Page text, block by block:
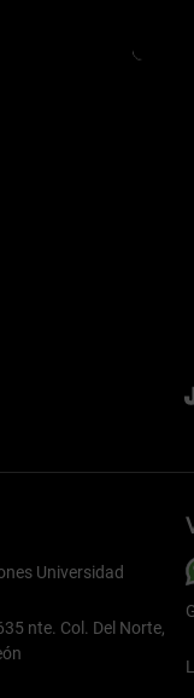
Universidad
nte. Col. Del Norte,